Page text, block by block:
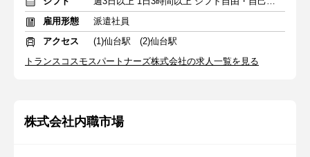
雇用形態
派遣社員
アクセス
(1)仙台駅 (2)仙台駅
トランスコスモスパートナーズ株式会社の求人一覧を見る
株式会社内職市場